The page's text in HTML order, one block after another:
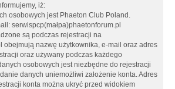
iż:
osobowych jest Phaeton Club Poland.
serwispcp(małpa)phaetonforum.pl
są podczas rejestracji na
obejmują nazwę użytkownika, e-mail oraz adres
oraz używany podczas każdego
osobowych jest niezbędne do rejestracji
danych uniemożliwi założenie konta. Adres
konta można ukryć przed widokiem